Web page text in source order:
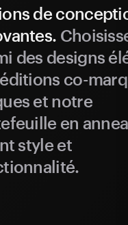
de
des designs
co-
et notre
en
style et